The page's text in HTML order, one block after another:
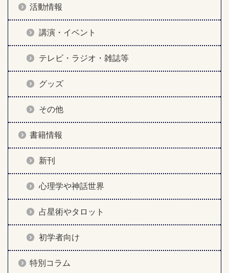
活動情報
講演・イベント
テレビ・ラジオ・雑誌等
グッズ
その他
書籍情報
新刊
心理学や神話世界
占星術やタロット
初学者向け
特別コラム